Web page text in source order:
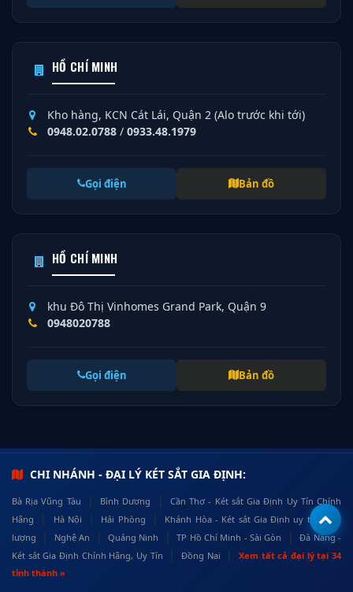
HỒ CHÍ MINH
Kho hàng, KCN Cát Lái, Quận 2 (Alo trước khi tới)
0948.02.0788 / 0933.48.1979
Gọi điện Bản đồ
HỒ CHÍ MINH
khu Đô Thị Vinhomes Grand Park, Quận 9
0948020788
Gọi điện Bản đồ
CHI NHÁNH - ĐẠI LÝ KÉT SẮT GIA ĐỊNH:
Bà Rịa Vũng Tàu | Bình Dương |
Cần Thơ - Két sắt Gia Định Uy Tín Chính
Hãng
| Hà Nội | Hải Phòng |
Khánh Hòa - Két sắt Gia Định uy tín, chất
lượng
| Nghệ An | Quảng Ninh | TP Hồ Chí Minh - Sài Gòn |
Đà Nẵng -
Két sắt Gia Định Chính Hãng, Uy Tín
| Đồng Nai |
Xem tất cả đại lý tại 34
tỉnh thành »